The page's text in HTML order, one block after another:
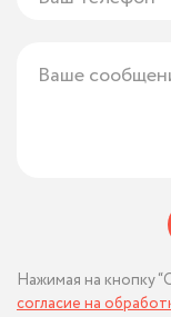
Нажимая на кнопку
согласие на